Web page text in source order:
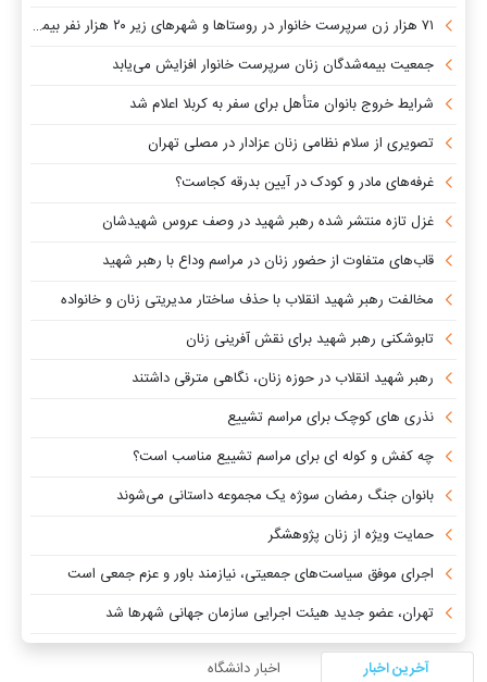
۷۱ هزار زن سرپرست خانوار در روستاها و شهرهای زیر ۲۰ هزار نفر بیمه می‌شوند
جمعیت بیمه‌شدگان زنان سرپرست خانوار افزایش می‌یابد
شرایط خروج بانوان متأهل برای سفر به کربلا اعلام شد
تصویری از سلام نظامی زنان عزادار در مصلی تهران
غرفه‌های مادر و کودک در آیین بدرقه کجاست؟
غزل تازه منتشر شده رهبر شهید در وصف عروس شهیدشان
قاب‌های متفاوت از حضور زنان در مراسم وداع با رهبر شهید
مخالفت رهبر شهید انقلاب با حذف ساختار مدیریتی زنان و خانواده
تابوشکنی رهبر شهید برای نقش آفرینی زنان
رهبر شهید انقلاب در حوزه زنان، نگاهی مترقی داشتند
نذری های کوچک برای مراسم تشییع
چه کفش و کوله ای برای مراسم تشییع مناسب است؟
بانوان جنگ رمضان سوژه یک مجموعه داستانی می‌شوند
حمایت ویژه از زنان پژوهشگر
اجرای موفق سیاست‌های جمعیتی، نیازمند باور و عزم جمعی است
تهران، عضو جدید هیئت اجرایی سازمان جهانی شهرها شد
آخرین اخبار
اخبار دانشگاه